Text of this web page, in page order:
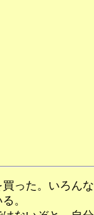
買った。いろん
。